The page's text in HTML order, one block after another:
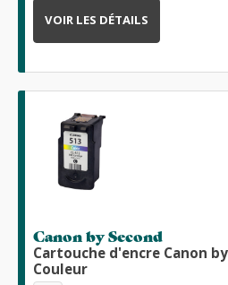
VOIR LES DÉTAILS
Canon by Second
Cartouche d'encre Canon
Couleur